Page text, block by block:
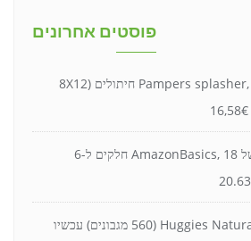
פוסטים אחרונים
בגד ים של Pampers splasher, 96 חיתולים (8X12
מערכת אוכל של AmazonBasics, 18 חלקים ל-6
מגבוני Huggies Natural Care (560 מגבונים) עכשיו